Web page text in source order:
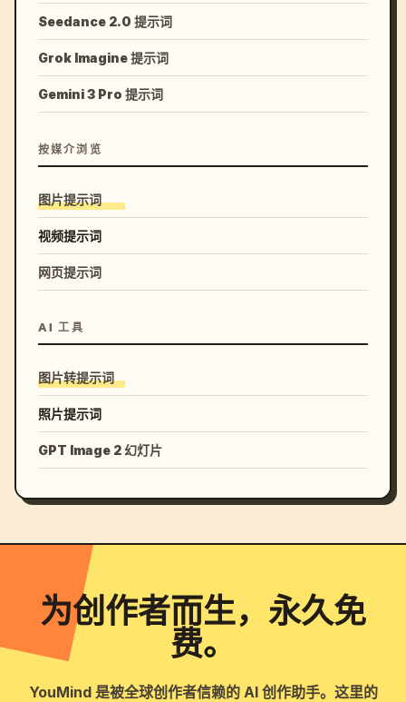
Seedance 2.0 提示词
Grok Imagine 提示词
Gemini 3 Pro 提示词
按媒介浏览
图片提示词
视频提示词
网页提示词
AI 工具
图片转提示词
照片提示词
GPT Image 2 幻灯片
为创作者而生，永久免
费。
YouMind 是被全球创作者信赖的 AI 创作助手。这里的